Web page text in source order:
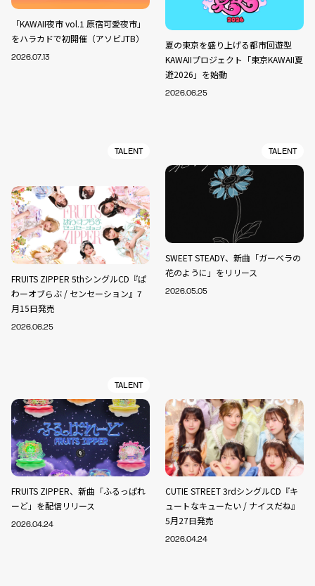
「KAWAII夜市 vol.1 原宿可愛夜市」
をハラカドで初開催（アソビJTB）
2026.07.13
夏の東京を盛り上げる都市回遊型
KAWAIIプロジェクト「東京KAWAII夏
遊2026」を始動
2026.06.25
TALENT
FRUITS ZIPPER 5thシングルCD『ぱ
わーオブらぶ / センセーション』7
月15日発売
2026.06.25
TALENT
SWEET STEADY、新曲「ガーベラの
花のように」をリリース
2026.05.05
TALENT
FRUITS ZIPPER、新曲「ふるっぱれ
ーど」を配信リリース
2026.04.24
CUTIE STREET 3rdシングルCD『キ
ュートなキューたい / ナイスだね』
5月27日発売
2026.04.24